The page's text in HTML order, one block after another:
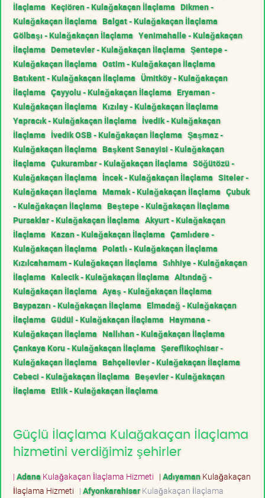
İlaçlama Keçiören - Kulağakaçan İlaçlama Dikmen -
Kulağakaçan İlaçlama Balgat - Kulağakaçan İlaçlama
Gölbaşı - Kulağakaçan İlaçlama Yenimahalle - Kulağakaçan
İlaçlama Demetevler - Kulağakaçan İlaçlama Şentepe -
Kulağakaçan İlaçlama Ostim - Kulağakaçan İlaçlama
Batıkent - Kulağakaçan İlaçlama Ümitköy - Kulağakaçan
İlaçlama Çayyolu - Kulağakaçan İlaçlama Eryaman -
Kulağakaçan İlaçlama Kızılay - Kulağakaçan İlaçlama
Yapracık - Kulağakaçan İlaçlama İvedik - Kulağakaçan
İlaçlama İvedik OSB - Kulağakaçan İlaçlama Şaşmaz -
Kulağakaçan İlaçlama Başkent Sanayisi - Kulağakaçan
İlaçlama Çukurambar - Kulağakaçan İlaçlama Söğütözü -
Kulağakaçan İlaçlama İncek - Kulağakaçan İlaçlama Siteler -
Kulağakaçan İlaçlama Mamak - Kulağakaçan İlaçlama Çubuk
- Kulağakaçan İlaçlama Beştepe - Kulağakaçan İlaçlama
Pursaklar - Kulağakaçan İlaçlama Akyurt - Kulağakaçan
İlaçlama Kazan - Kulağakaçan İlaçlama Çamlıdere -
Kulağakaçan İlaçlama Polatlı - Kulağakaçan İlaçlama
Kızılcahamam - Kulağakaçan İlaçlama Sıhhiye - Kulağakaçan
İlaçlama Kalecik - Kulağakaçan İlaçlama Altındağ -
Kulağakaçan İlaçlama Ayaş - Kulağakaçan İlaçlama
Baypazarı - Kulağakaçan İlaçlama Elmadağ - Kulağakaçan
İlaçlama Güdül - Kulağakaçan İlaçlama Haymana -
Kulağakaçan İlaçlama Nallıhan - Kulağakaçan İlaçlama
Çankaya Koru - Kulağakaçan İlaçlama Şereflikoçhisar -
Kulağakaçan İlaçlama Bahçelievler - Kulağakaçan İlaçlama
Cebeci - Kulağakaçan İlaçlama Beşevler - Kulağakaçan
İlaçlama Etlik - Kulağakaçan İlaçlama
Güçlü İlaçlama Kulağakaçan İlaçlama
hizmetini verdiğimiz şehirler
| Adana Kulağakaçan İlaçlama Hizmeti | AdıyamanKulağakaçan
İlaçlama Hizmeti | AfyonkarahisarKulağakaçan İlaçlama